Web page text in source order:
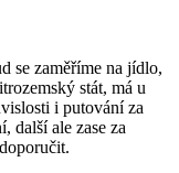
se zaměříme na jídlo,
stát, má u
i putování za
další ale zase za